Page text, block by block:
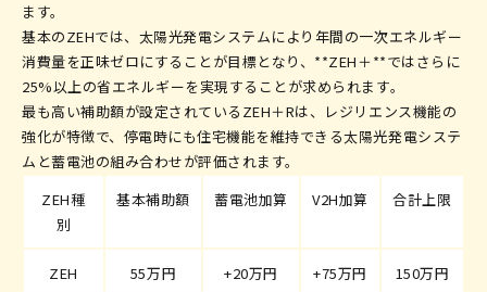
ます。
基本のZEHでは、太陽光発電システムにより年間の一次エネルギー
消費量を正味ゼロにすることが目標となり、**ZEH＋**ではさらに
25%以上の省エネルギーを実現することが求められます。
最も高い補助額が設定されているZEH＋Rは、レジリエンス機能の
強化が特徴で、停電時にも住宅機能を維持できる太陽光発電システ
ムと蓄電池の組み合わせが評価されます。
ZEH種
別
基本補助額 蓄電池加算 V2H加算 合計上限
ZEH 55万円 +20万円 +75万円 150万円